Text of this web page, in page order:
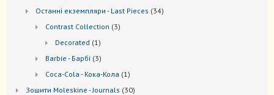
Останні екземпляри - Last Pieces 3434
Contrast Collection 33
Decorated 1 1
Barbie - Барбі 33
Coca-Cola - Кока-Кола 1 1
Зошити Moleskine - Journals 3030